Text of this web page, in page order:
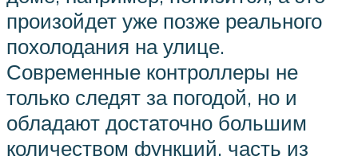
произойдет уже позже реального
похолодания на улице.
Современные контроллеры не
только следят за погодой, но и
обладают достаточно большим
количеством функций, часть из